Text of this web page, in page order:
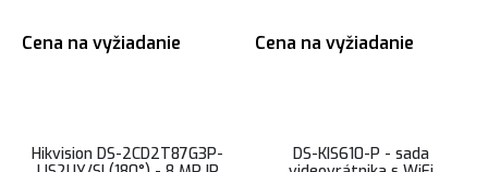
Cena na vyžiadanie Cena na vyžiadanie
Hikvision DS-2CD2T87G3P-
DS-KIS610-P - sada